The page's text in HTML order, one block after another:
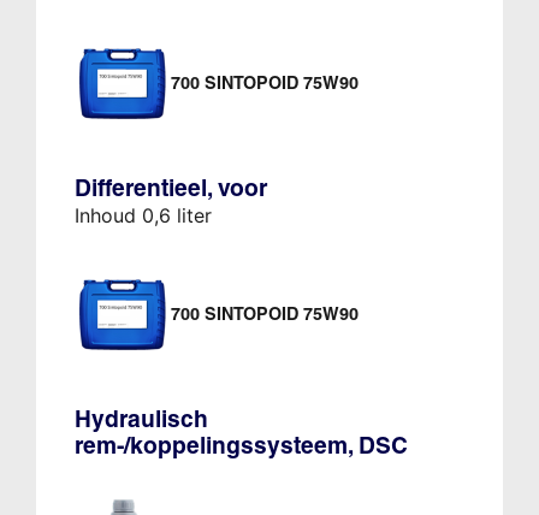
700 SINTOPOID 75W90
Differentieel, voor
Inhoud 0,6 liter
700 SINTOPOID 75W90
Hydraulisch
rem-/koppelingssysteem, DSC